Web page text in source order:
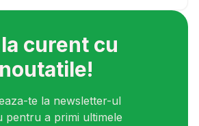
curent cu
noutatile!
te la newsletter-ul
pentru a primi ultimele